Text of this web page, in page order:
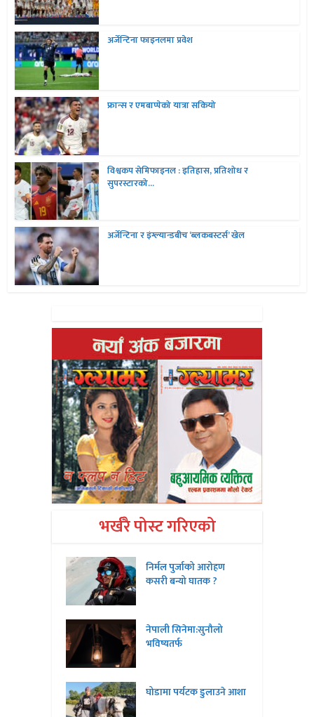
अर्जेन्टिना फाइनलमा प्रवेश
फ्रान्स र एमबाप्पेको यात्रा सकियो
विश्वकप सेमिफाइनल : इतिहास, प्रतिशोध र
सुपरस्टारको...
अर्जेन्टिना र इंग्ल्यान्डबीच ‘ब्लकबस्टर्स’ खेल
भर्खरै पोस्ट गरिएको
निर्मल पुर्जाको आरोहण
कसरी बन्यो घातक ?
नेपाली सिनेमा:सुनौलो
भविष्यतर्फ
घोडामा पर्यटक डुलाउने आशा